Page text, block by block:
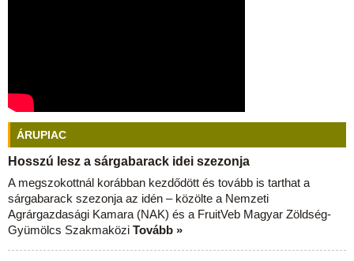
ÁRUPIAC
Hosszú lesz a sárgabarack idei szezonja
A megszokottnál korábban kezdődött és tovább is tarthat a
sárgabarack szezonja az idén – közölte a Nemzeti
Agrárgazdasági Kamara (NAK) és a FruitVeb Magyar Zöldség-
Gyümölcs Szakmaközi Tovább »